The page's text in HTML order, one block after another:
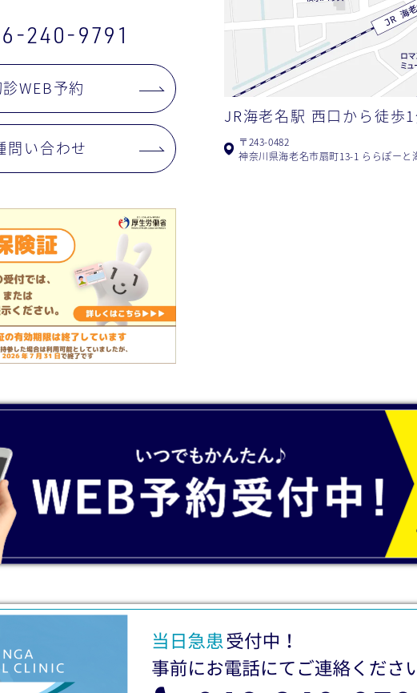
240-9791
WEB予約
問い合わせ
JR海老名駅 西口から徒歩
〒243-0482
神奈川県海老名市扇町13-1 ららぽーと